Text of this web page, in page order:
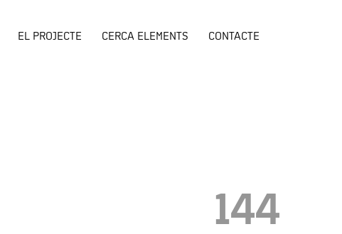
EL PROJECTE CERCA ELEMENTS CONTACTE
144